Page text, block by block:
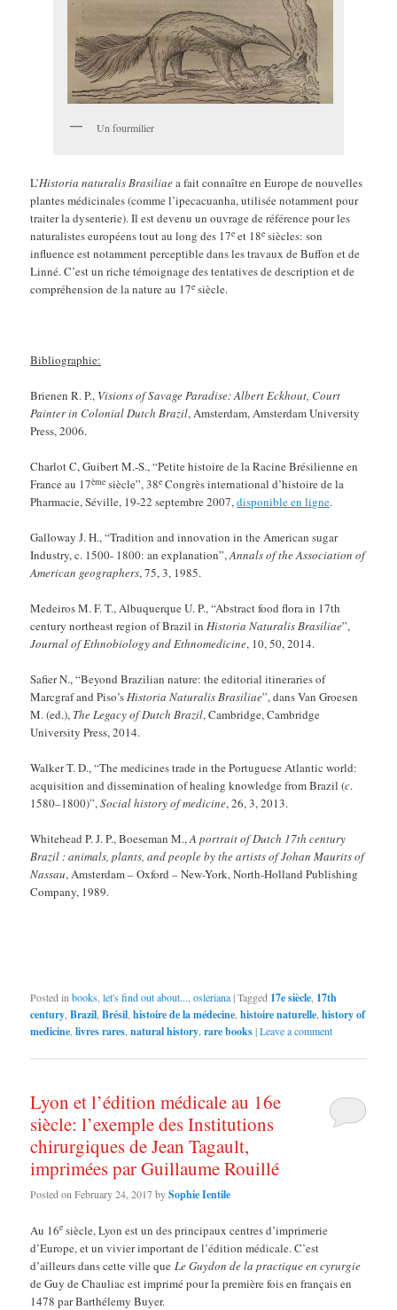
Un fourmilier
L’Historia naturalis Brasiliaea fait connaître en Europe de nouvelles
plantes médicinales (comme l’ipecacuanha, utilisée notamment pour
traiter la dysenterie). Il est devenu un ouvrage de référence pour les
naturalistes européens tout au long des 17e et 18e siècles: son
influence est notamment perceptible dans les travaux de Buffon et de
Linné. C’est un riche témoignage des tentatives de description et de
compréhension de la nature au 17e siècle.
Bibliographie:
Brienen R. P., Visions of Savage Paradise: Albert Eckhout, Court
Painter in Colonial Dutch Brazil, Amsterdam, Amsterdam University
Press, 2006.
Charlot C, Guibert M.-S., “Petite histoire de la Racine Brésilienne en
France au 17ème siècle”, 38e Congrès international d’histoire de la
Pharmacie, Séville, 19-22 septembre 2007,disponible en ligne.
Galloway J. H., “Tradition and innovation in the American sugar
Industry, c. 1500- 1800: an explanation”,Annals of the Association of
American geographers, 75, 3, 1985.
Medeiros M. F. T., Albuquerque U. P., “Abstract food flora in 17th
century northeast region of Brazil inHistoria Naturalis Brasiliae”,
Journal of Ethnobiology and Ethnomedicine, 10, 50, 2014.
Safier N., “Beyond Brazilian nature: the editorial itineraries of
Marcgraf and Piso’sHistoria Naturalis Brasiliae”, dans Van Groesen
M. (ed.), The Legacy of Dutch Brazil, Cambridge, Cambridge
University Press, 2014.
Walker T. D., “The medicines trade in the Portuguese Atlantic world:
acquisition and dissemination of healing knowledge from Brazil (c.
1580–1800)”,Social history of medicine, 26, 3, 2013.
Whitehead P. J. P., Boeseman M.,A portrait of Dutch 17th century
Brazil : animals, plants, and people by the artists of Johan Maurits of
Nassau, Amsterdam – Oxford – New-York, North-Holland Publishing
Company, 1989.
Posted in books ,let's find out about... ,osleriana|Tagged 17e siècle 17th
century ,Brazil ,Brésil ,histoire de la médecine ,histoire naturelle ,history of
medicine ,livres rares ,natural history ,rare books|Leave a comment
Lyon et l’édition médicale au 16e
siècle: l’exemple des Institutions
chirurgiques de Jean Tagault,
imprimées par Guillaume Rouillé
Posted onFebruary 24, 2017bySophie Ientile
Au 16e siècle, Lyon est un des principaux centres d’imprimerie
d’Europe, et un vivier important de l’édition médicale. C’est
d’ailleurs dans cette ville queLe Guydon de la practique en cyrurgie
de Guy de Chauliac est imprimé pour la première fois en français en
1478 par Barthélemy Buyer.